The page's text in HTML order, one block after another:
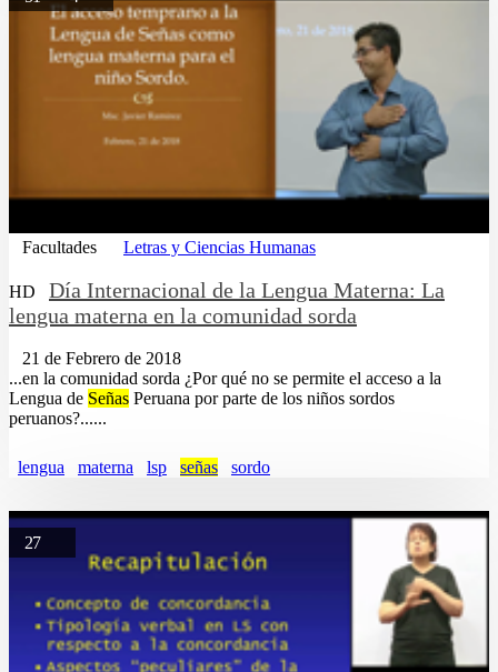
Facultades Letras y Ciencias Humanas
HD
Día Internacional de la Lengua Materna: La
lengua materna en la comunidad sorda
21 de Febrero de 2018
...en la comunidad sorda ¿Por qué no se permite el acceso a la
Lengua de Señas Peruana por parte de los niños sordos
peruanos?......
lengua materna lsp señas sordo
27